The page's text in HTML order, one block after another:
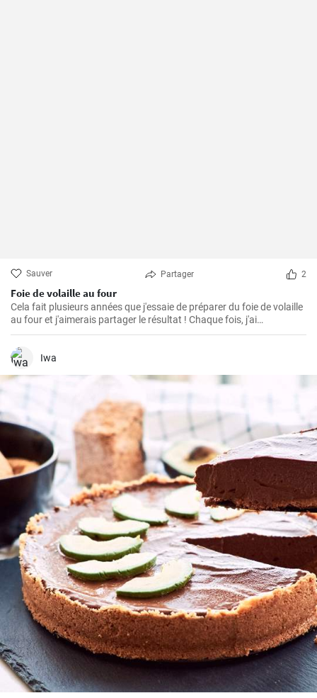
Sauver Partager 2
Foie de volaille au four
Cela fait plusieurs années que j'essaie de préparer du foie de volaille
au four et j'aimerais partager le résultat ! Chaque fois, j'ai
légèrement modifié la recette jusqu'à ce que je parvienne à cette
recherche parfaitement friable, croustillante et savoureuse.
Iwa